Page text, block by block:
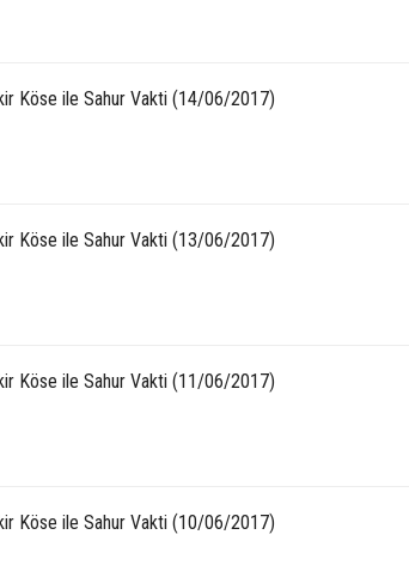
Köse ile Sahur Vakti (14/06/2017)
Köse ile Sahur Vakti (13/06/2017)
Köse ile Sahur Vakti (11/06/2017)
Köse ile Sahur Vakti (10/06/2017)